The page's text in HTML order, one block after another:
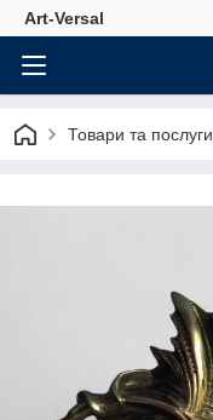
Аrt-Versal
Товари та послуги